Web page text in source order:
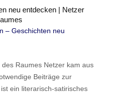
neu entdecken | Netzer
– Geschichten neu
Raumes Netzer kam aus
Beiträge zur
ein literarisch-satirisches